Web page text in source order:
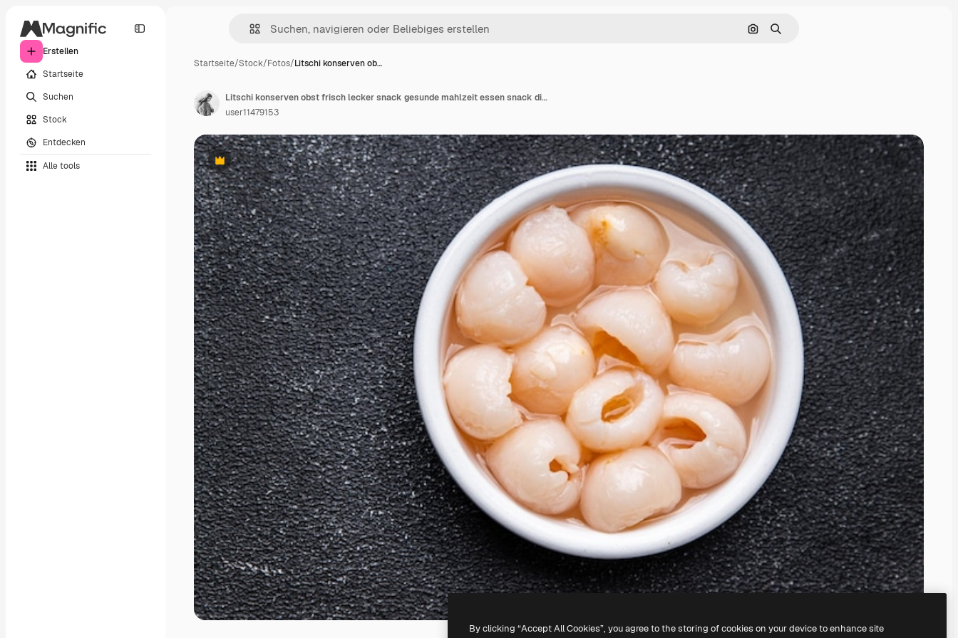
Erstellen
Startseite
Suchen
Stock
Entdecken
Alle tools
Nach Bild suchen
Suchen
Startseite/Stock/Fotos/Litschi konserven ob…
Premium
Litschi konserven obst frisch lecker snack gesunde mahlzeit essen snack diät auf dem tisch kopierraum essen
user11479153
By clicking “Accept All Cookies”, you agree to the storing of cookies on your device to enhance site